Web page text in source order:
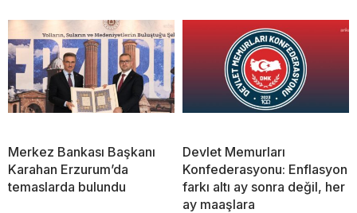
Merkez Bankası Başkanı
Karahan Erzurum’da
temaslarda bulundu
Devlet Memurları
Konfederasyonu: Enflasyon
farkı altı ay sonra değil, her
ay maaşlara